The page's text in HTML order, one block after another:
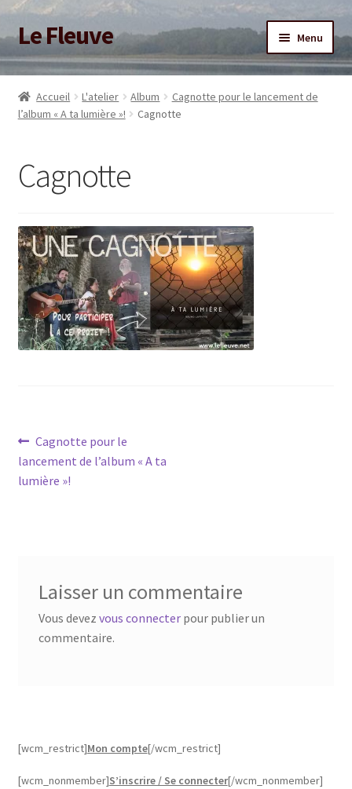
Aller
à
la
navigation
Aller
au
contenu
Le Fleuve Menu
Accueil
Ouvrir
le
Blog
Adhésion/Soutien
Mon compte
Accueil L'atelier Album
Cagnotte pour le lancement de
l’album « A ta lumière »!
Cagnotte
Cagnotte
Navigation
de
Article
précédent :
Cagnotte pour le
lancement de l’album « A ta
lumière »!
Laisser un commentaire
Vous devez vous connecterpour publier un
commentaire.
[wcm_restrict]Mon compte[/wcm_restrict]
[wcm_nonmember]S’inscrire / Se connecter[/wcm_nonmember]